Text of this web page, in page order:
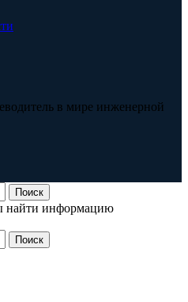
в мире инженерной
Поиск
найти информацию
Поиск